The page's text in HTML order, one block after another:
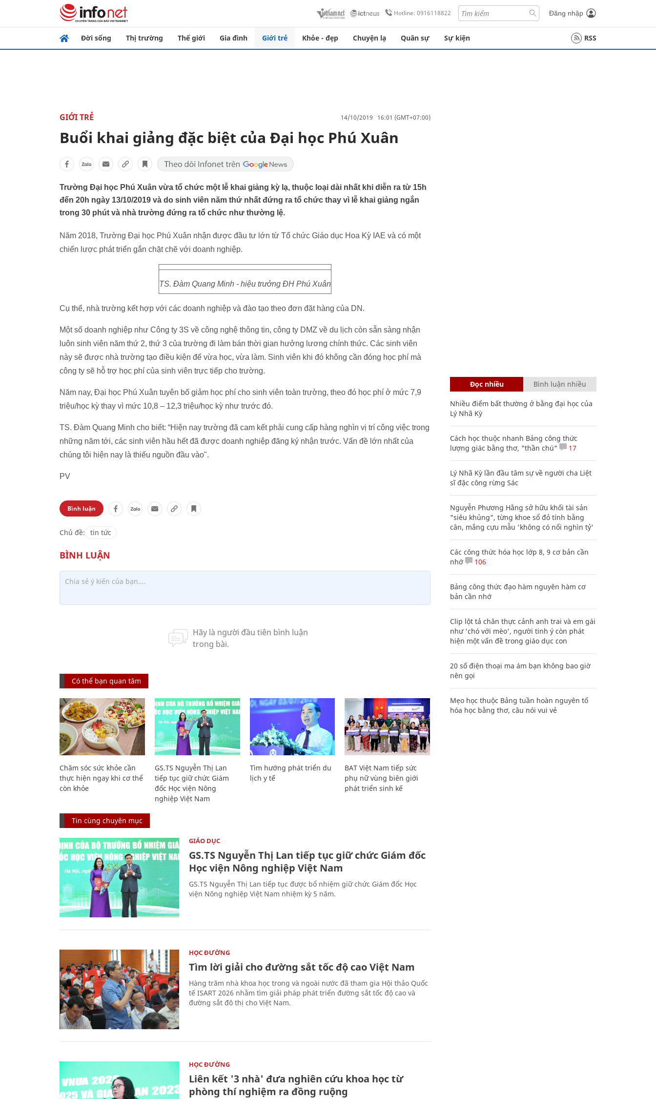
Hotline: 0916118822 Đăng nhập
Đời sống Thị trường Thế giới Gia đình Giới trẻ Khỏe - đẹp Chuyện lạ Quân sự Sự kiện RSS
GIỚI TRẺ 14/10/2019 16:01 (GMT+07:00)
Buổi khai giảng đặc biệt của Đại học Phú Xuân
Trường Đại học Phú Xuân vừa tổ chức một lễ khai giảng kỳ lạ, thuộc loại dài nhất khi diễn ra từ 15h
đến 20h ngày 13/10/2019 và do sinh viên năm thứ nhất đứng ra tổ chức thay vì lễ khai giảng ngắn
trong 30 phút và nhà trường đứng ra tổ chức như thường lệ.
Năm 2018, Trường Đại học Phú Xuân nhận được đầu tư lớn từ Tổ chức Giáo dục Hoa Kỳ IAE và có một
chiến lược phát triển gắn chặt chẽ với doanh nghiệp.
TS. Đàm Quang Minh - hiệu trưởng ĐH Phú Xuân
Cụ thể, nhà trường kết hợp với các doanh nghiệp và đào tạo theo đơn đặt hàng của DN.
Một số doanh nghiệp như Công ty 3S về công nghệ thông tin, công ty DMZ về du lịch còn sẵn sàng nhận
luôn sinh viên năm thứ 2, thứ 3 của trường đi làm bán thời gian hưởng lương chính thức. Các sinh viên
này sẽ được nhà trường tạo điều kiện để vừa học, vừa làm. Sinh viên khi đó không cần đóng học phí mà
công ty sẽ hỗ trợ học phí của sinh viên trực tiếp cho trường.
Năm nay, Đại học Phú Xuân tuyên bố giảm học phí cho sinh viên toàn trường, theo đó học phí ở mức 7,9
triệu/học kỳ thay vì mức 10,8 – 12,3 triệu/học kỳ như trước đó.
TS. Đàm Quang Minh cho biết: “Hiện nay trường đã cam kết phải cung cấp hàng nghìn vị trí công việc trong
những năm tới, các sinh viên hầu hết đã được doanh nghiệp đăng ký nhận trước. Vấn đề lớn nhất của
chúng tôi hiện nay là thiếu nguồn đầu vào".
PV
Bình luận
Chủ đề: tin tức
Có thể bạn quan tâm
Chăm sóc sức khỏe cần
thực hiện ngay khi cơ thể
còn khỏe
GS.TS Nguyễn Thị Lan
tiếp tục giữ chức Giám
đốc Học viện Nông
nghiệp Việt Nam
Tìm hướng phát triển du
lịch y tế
BAT Việt Nam tiếp sức
phụ nữ vùng biên giới
phát triển sinh kế
Tin cùng chuyên mục
GIÁO DỤC
GS.TS Nguyễn Thị Lan tiếp tục giữ chức Giám đốc
Học viện Nông nghiệp Việt Nam
GS.TS Nguyễn Thị Lan tiếp tục được bổ nhiệm giữ chức Giám đốc Học
viện Nông nghiệp Việt Nam nhiệm kỳ 5 năm.
HỌC ĐƯỜNG
Tìm lời giải cho đường sắt tốc độ cao Việt Nam
Hàng trăm nhà khoa học trong và ngoài nước đã tham gia Hội thảo Quốc
tế ISART 2026 nhằm tìm giải pháp phát triển đường sắt tốc độ cao và
đường sắt đô thị cho Việt Nam.
HỌC ĐƯỜNG
Liên kết '3 nhà' đưa nghiên cứu khoa học từ
phòng thí nghiệm ra đồng ruộng
Đọc nhiều Bình luận nhiều
Nhiều điểm bất thường ở bằng đại học của
Lý Nhã Kỳ
Cách học thuộc nhanh Bảng công thức
lượng giác bằng thơ, "thần chú"
17
Lý Nhã Kỳ lần đầu tâm sự về người cha Liệt
sĩ đặc công rừng Sác
Nguyễn Phương Hằng sở hữu khối tài sản
"siêu khủng", từng khoe sổ đỏ tính bằng
cân, mắng cựu mẫu 'không có nổi nghìn tỷ'
Các công thức hóa học lớp 8, 9 cơ bản cần
nhớ
106
Bảng công thức đạo hàm nguyên hàm cơ
bản cần nhớ
Clip lột tả chân thực cảnh anh trai và em gái
như 'chó với mèo', người tinh ý còn phát
hiện một vấn đề trong giáo dục con
20 số điện thoại ma ám bạn không bao giờ
nên gọi
Mẹo học thuộc Bảng tuần hoàn nguyên tố
hóa học bằng thơ, câu nói vui vẻ